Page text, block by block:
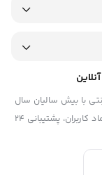
با بیش سالیان سال
تجربه، با پایبندی به سه اصل، پرداخت امن و مورد اعتماد کاربران، پشتیبانی 24
فروشگاه‌های معتبر
شود. به محض ورود به